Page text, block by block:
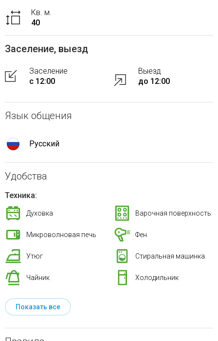
Кв. м.
40
Заселение, выезд
Заселение
с 12:00
Выезд
до 12:00
Язык общения
Русский
Удобства
Техника:
Духовка Варочная поверхность
Микроволновая печь Фен
Утюг Стиральная машинка
Чайник Холодильник
Показать все